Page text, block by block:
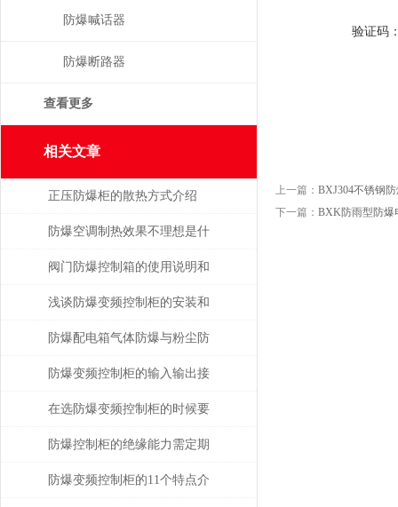
验证码
上一篇： BXJ304不锈钢
下一篇： BXK防雨型防爆
防爆喊话器
防爆断路器
查看更多
相关文章
正压防爆柜的散热方式介绍
防爆空调制热效果不理想是什
么原因
阀门防爆控制箱的使用说明和
选型指南
浅谈防爆变频控制柜的安装和
调试
防爆配电箱气体防爆与粉尘防
爆的差别
防爆变频控制柜的输入输出接
口电路功能介绍
在选防爆变频控制柜的时候要
记住的3大原则
防爆控制柜的绝缘能力需定期
进行检查
防爆变频控制柜的11个特点介